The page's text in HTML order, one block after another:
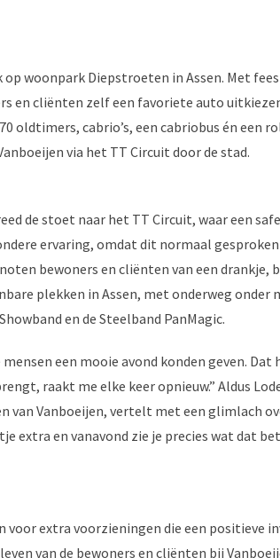
woonpark Diepstroeten in Assen. Met
en cliënten zelf een favoriete auto
oldtimers, cabrio’s, een cabriobus én een
via het TT Circuit door de stad.
de stoet naar het TT Circuit, waar een
ervaring, omdat dit normaal
bewoners en cliënten van een drankje,
plekken in Assen, met onderweg onder
en de Steelband PanMagic.
een mooie avond konden geven. Dat
raakt me elke keer opnieuw.” Aldus
van Vanboeijen, vertelt met een glimlach
extra en vanavond zie je precies wat dat
voor extra voorzieningen die een positieve
van de bewoners en cliënten bij